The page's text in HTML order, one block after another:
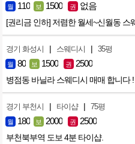
월 110 보 1500 권 없음
[권리금 인하] 저렴한 월세~신월동 스
경기 화성시 | 스웨디시 | 35평
월 80 보 1500 권 2500
병점동 바닐라 스웨디시 매매 합니다 !
경기 부천시 | 타이샵 | 75평
월 180 보 2000 권 2500
부천북부역 도보 4분 타이샵.